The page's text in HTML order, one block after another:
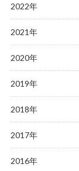
2022年
2021年
2020年
2019年
2018年
2017年
2016年